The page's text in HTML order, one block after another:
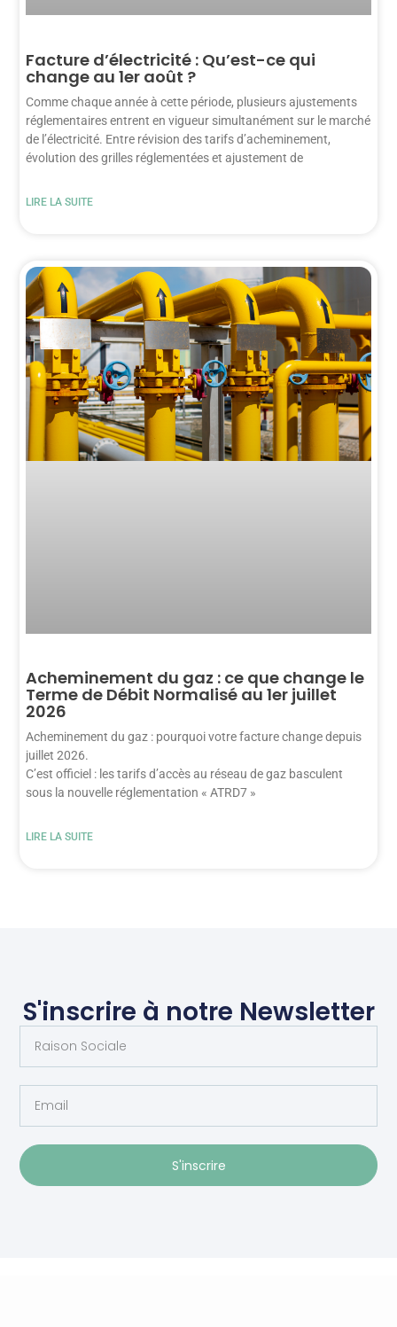
Facture d’électricité : Qu’est-ce qui
change au 1er août ?
Comme chaque année à cette période, plusieurs ajustements
réglementaires entrent en vigueur simultanément sur le marché
de l’électricité. Entre révision des tarifs d’acheminement,
évolution des grilles réglementées et ajustement de
LIRE LA SUITE
Acheminement du gaz : ce que change le
Terme de Débit Normalisé au 1er juillet
2026
Acheminement du gaz : pourquoi votre facture change depuis
juillet 2026.
C’est officiel : les tarifs d’accès au réseau de gaz basculent
sous la nouvelle réglementation « ATRD7 »
LIRE LA SUITE
S'inscrire à notre Newsletter
S'inscrire